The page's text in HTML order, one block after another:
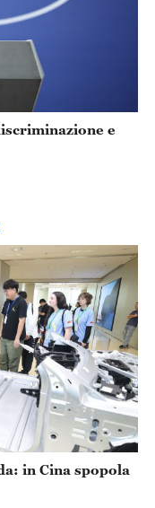
e
in Cina spopola